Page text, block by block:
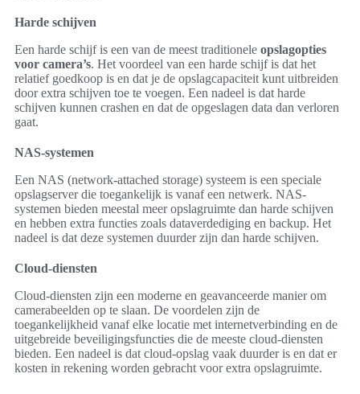
Harde schijven
Een harde schijf is een van de meest traditionele opslagopties
voor camera’s. Het voordeel van een harde schijf is dat het
relatief goedkoop is en dat je de opslagcapaciteit kunt uitbreiden
door extra schijven toe te voegen. Een nadeel is dat harde
schijven kunnen crashen en dat de opgeslagen data dan verloren
gaat.
NAS-systemen
Een NAS (network-attached storage) systeem is een speciale
opslagserver die toegankelijk is vanaf een netwerk. NAS-
systemen bieden meestal meer opslagruimte dan harde schijven
en hebben extra functies zoals dataverdediging en backup. Het
nadeel is dat deze systemen duurder zijn dan harde schijven.
Cloud-diensten
Cloud-diensten zijn een moderne en geavanceerde manier om
camerabeelden op te slaan. De voordelen zijn de
toegankelijkheid vanaf elke locatie met internetverbinding en de
uitgebreide beveiligingsfuncties die de meeste cloud-diensten
bieden. Een nadeel is dat cloud-opslag vaak duurder is en dat er
kosten in rekening worden gebracht voor extra opslagruimte.